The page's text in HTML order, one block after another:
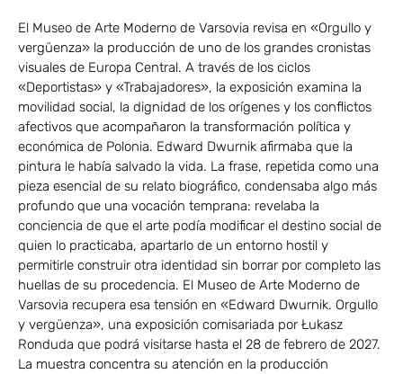
El Museo de Arte Moderno de Varsovia revisa en «Orgullo y
vergüenza» la producción de uno de los grandes cronistas
visuales de Europa Central. A través de los ciclos
«Deportistas» y «Trabajadores», la exposición examina la
movilidad social, la dignidad de los orígenes y los conflictos
afectivos que acompañaron la transformación política y
económica de Polonia. Edward Dwurnik afirmaba que la
pintura le había salvado la vida. La frase, repetida como una
pieza esencial de su relato biográfico, condensaba algo más
profundo que una vocación temprana: revelaba la
conciencia de que el arte podía modificar el destino social de
quien lo practicaba, apartarlo de un entorno hostil y
permitirle construir otra identidad sin borrar por completo las
huellas de su procedencia. El Museo de Arte Moderno de
Varsovia recupera esa tensión en «Edward Dwurnik. Orgullo
y vergüenza», una exposición comisariada por Łukasz
Ronduda que podrá visitarse hasta el 28 de febrero de 2027.
La muestra concentra su atención en la producción